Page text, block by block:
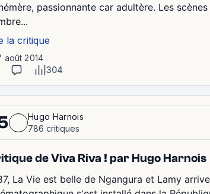
passionnante car adultère. Les
la critique
août 2014
304
Hugo Harnois
786 critiques
de Viva Riva ! par Hugo Harnois
La Vie est belle de Ngangura et Lamy